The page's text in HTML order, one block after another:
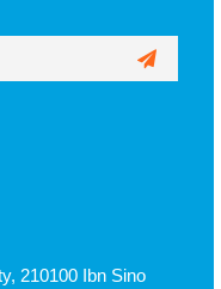
210100 Ibn Sino